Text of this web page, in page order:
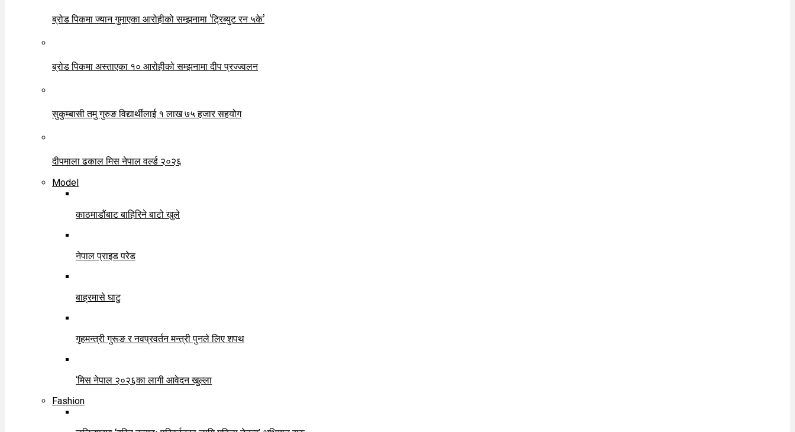
ब्रोड पिकमा ज्यान गुमाएका आरोहीको सम्झनामा ‘ट्रिब्युट रन ५के’
ब्रोड पिकमा अस्ताएका १० आरोहीको सम्झनामा दीप प्रज्ज्वलन
सुकुम्बासी तमु गुरुङ विद्यार्थीलाई १ लाख ७५ हजार सहयोग
दीपमाला ढकाल मिस नेपाल वर्ल्ड २०२६
Model
काठमाडौंबाट बाहिरिने बाटो खुले
नेपाल प्राइड परेड
बाह्रमासे घाटु
गृहमन्त्री गुरूङ र नवप्रवर्तन मन्त्री पुनले लिए शपथ
‘मिस नेपाल २०२६का लागी आवेदन खुल्ला
Fashion